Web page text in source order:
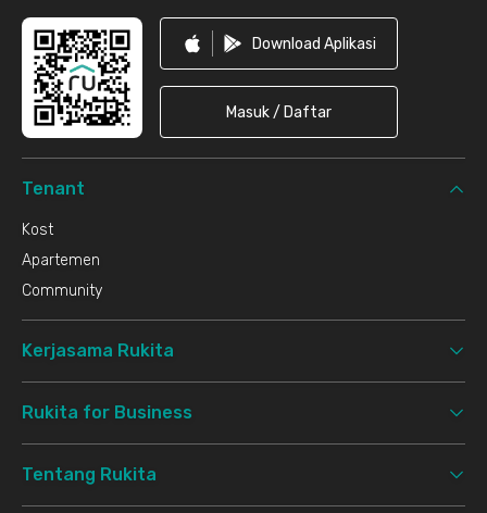
Download Aplikasi
Masuk / Daftar
Tenant
Kost
Apartemen
Community
Kerjasama Rukita
Rukita for Business
Tentang Rukita